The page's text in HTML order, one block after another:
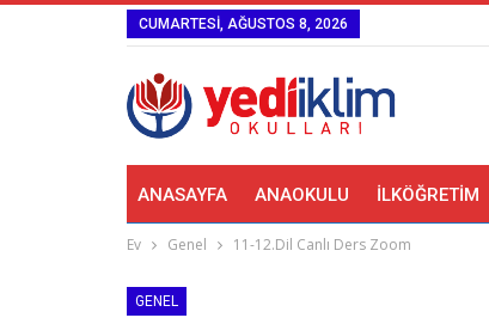
CUMARTESI, AĞUSTOS 8, 2026
ANASAYFA ANAOKULU İLKÖĞRETIM
Ev Genel 11-12.Dil Canlı Ders Zoom
GENEL